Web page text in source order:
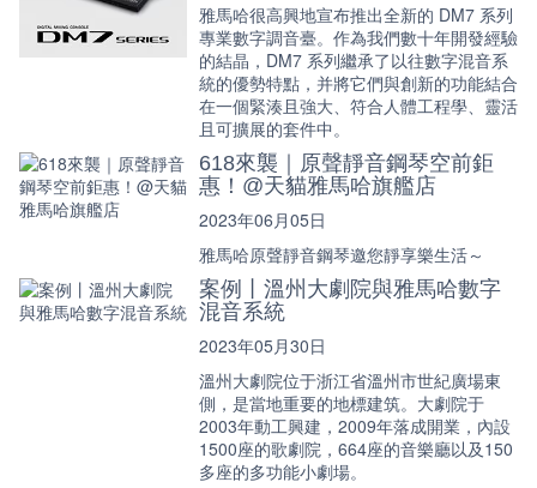
雅馬哈很高興地宣布推出全新的 DM7 系列
專業數字調音臺。作為我們數十年開發經驗
的結晶，DM7 系列繼承了以往數字混音系
統的優勢特點，并將它們與創新的功能結合
在一個緊湊且強大、符合人體工程學、靈活
且可擴展的套件中。
618來襲｜原聲靜音鋼琴空前鉅
惠！@天貓雅馬哈旗艦店
2023年06月05日
雅馬哈原聲靜音鋼琴邀您靜享樂生活～
案例丨溫州大劇院與雅馬哈數字
混音系統
2023年05月30日
溫州大劇院位于浙江省溫州市世紀廣場東
側，是當地重要的地標建筑。大劇院于
2003年動工興建，2009年落成開業，內設
1500座的歌劇院，664座的音樂廳以及150
多座的多功能小劇場。